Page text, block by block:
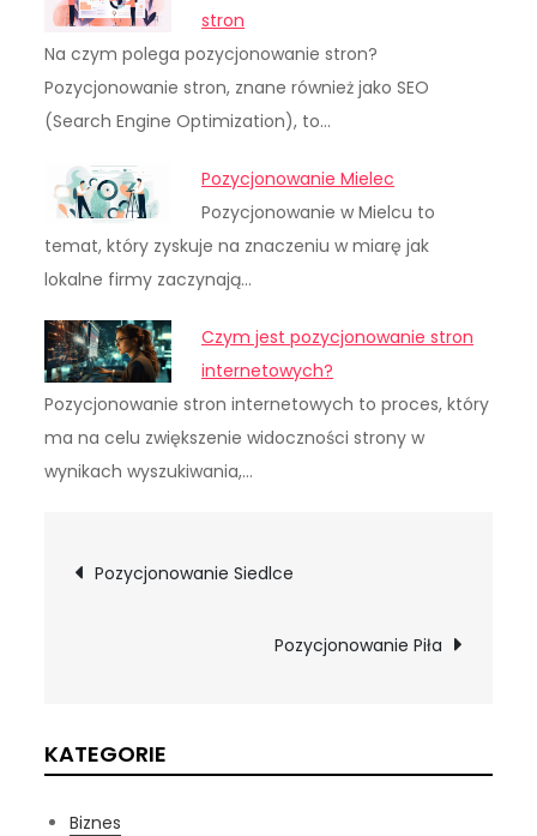
stron
Na czym polega pozycjonowanie stron?
Pozycjonowanie stron, znane również jako SEO
(Search Engine Optimization), to…
Pozycjonowanie Mielec
Pozycjonowanie w Mielcu to
temat, który zyskuje na znaczeniu w miarę jak
lokalne firmy zaczynają…
Czym jest pozycjonowanie stron
internetowych?
Pozycjonowanie stron internetowych to proces, który
ma na celu zwiększenie widoczności strony w
wynikach wyszukiwania,…
Nawigacja
Pozycjonowanie Siedlce
Pozycjonowanie Piła
KATEGORIE
Biznes